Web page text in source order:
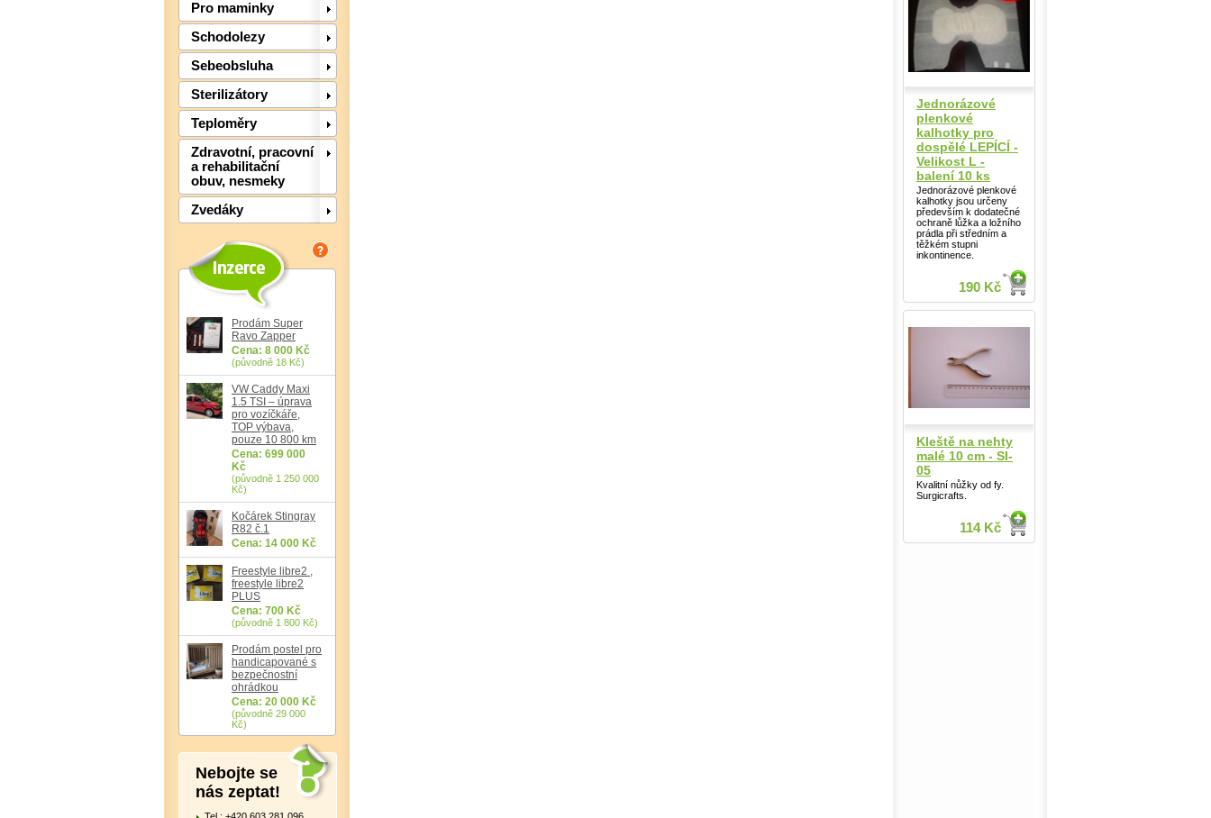
Pro maminky
Schodolezy
Sebeobsluha
Sterilizátory
Teploměry
Zdravotní, pracovní
a rehabilitační
obuv, nesmeky
Zvedáky
Prodám Super
Ravo Zapper
Cena: 8 000 Kč
(původně 18 Kč)
VW Caddy Maxi
1.5 TSI – úprava
pro vozíčkáře,
TOP výbava,
pouze 10 800 km
Cena: 699 000
Kč
(původně 1 250 000
Kč)
Kočárek Stingray
R82 č.1
Cena: 14 000 Kč
Freestyle libre2 ,
freestyle libre2
PLUS
Cena: 700 Kč
(původně 1 800 Kč)
Prodám postel pro
handicapované s
bezpečnostní
ohrádkou
Cena: 20 000 Kč
(původně 29 000
Kč)
Nebojte se
nás zeptat!
Jednorázové
plenkové
kalhotky pro
dospělé LEPÍCÍ -
Velikost L -
balení 10 ks
Jednorázové plenkové
kalhotky jsou určeny
především k dodatečné
ochraně lůžka a ložního
prádla při středním a
těžkém stupni
inkontinence.
190 Kč
Kleště na nehty
malé 10 cm - SI-
05
Kvalitní nůžky od fy.
Surgicrafts.
114 Kč